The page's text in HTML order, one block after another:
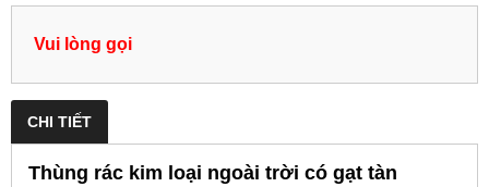
Vui lòng gọi
CHI TIẾT
Thùng rác kim loại ngoài trời có gạt tàn